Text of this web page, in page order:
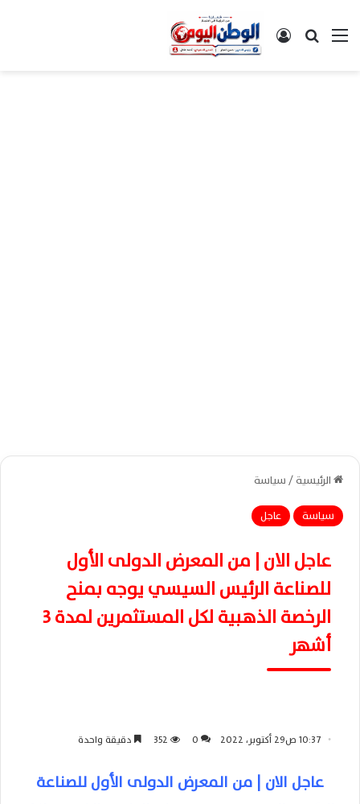
القائمةبحث عن تسجيل الدخول
الرئيسية/سياسة
سياسة
عاجل
عاجل الان | من المعرض الدولى الأول
للصناعة الرئيس السيسي يوجه بمنح
الرخصة الذهبية لكل المستثمرين لمدة 3
أشهر
10:37 ص29 أكتوبر، 2022 0
352 دقيقة واحدة
عاجل الان | من المعرض الدولى الأول للصناعة